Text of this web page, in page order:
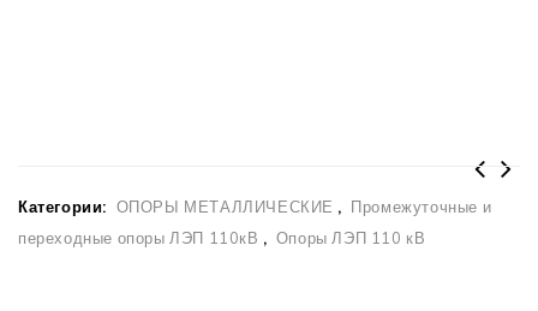
Категории: ОПОРЫ МЕТАЛЛИЧЕСКИЕ , Промежуточные и
переходные опоры ЛЭП 110кВ , Опоры ЛЭП 110 кВ